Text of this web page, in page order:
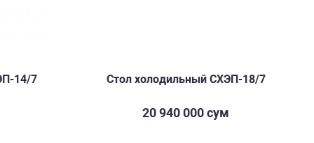
14/7 Стол холодильный СХЭП-18/7
20 940 000 сум